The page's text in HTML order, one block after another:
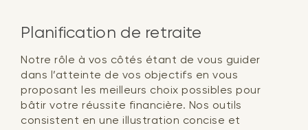
Planification de retraite
Notre rôle à vos côtés étant de vous guider
dans l’atteinte de vos objectifs en vous
proposant les meilleurs choix possibles pour
bâtir votre réussite financière. Nos outils
consistent en une illustration concise et